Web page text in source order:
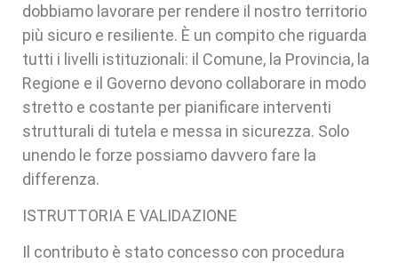
dobbiamo lavorare per rendere il nostro territorio
più sicuro e resiliente. È un compito che riguarda
tutti i livelli istituzionali: il Comune, la Provincia, la
Regione e il Governo devono collaborare in modo
stretto e costante per pianificare interventi
strutturali di tutela e messa in sicurezza. Solo
unendo le forze possiamo davvero fare la
differenza.
ISTRUTTORIA E VALIDAZIONE
Il contributo è stato concesso con procedura